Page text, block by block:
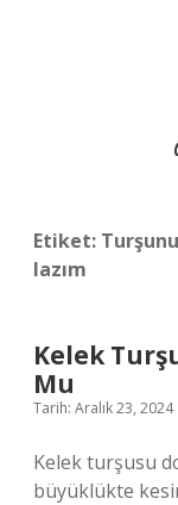
Etiket:
lazım
Kelek
Mu
Tarih: Aralık 23, 2024
Kelek turşusu
büyüklükte